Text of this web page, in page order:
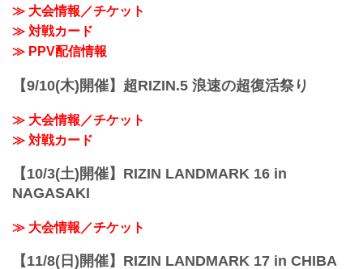
≫ 大会情報／チケット
≫ 対戦カード
≫ PPV配信情報
【9/10(木)開催】超RIZIN.5 浪速の超復活祭り
≫ 大会情報／チケット
≫ 対戦カード
【10/3(土)開催】RIZIN LANDMARK 16 in
NAGASAKI
≫ 大会情報／チケット
【11/8(日)開催】RIZIN LANDMARK 17 in CHIBA